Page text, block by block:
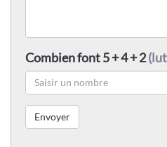
Combien font 5 + 4 + 2